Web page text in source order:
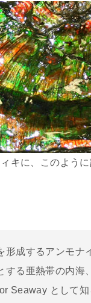
キに、このように
形成するアンモナ
する亜熱帯の内海
Seaway として知